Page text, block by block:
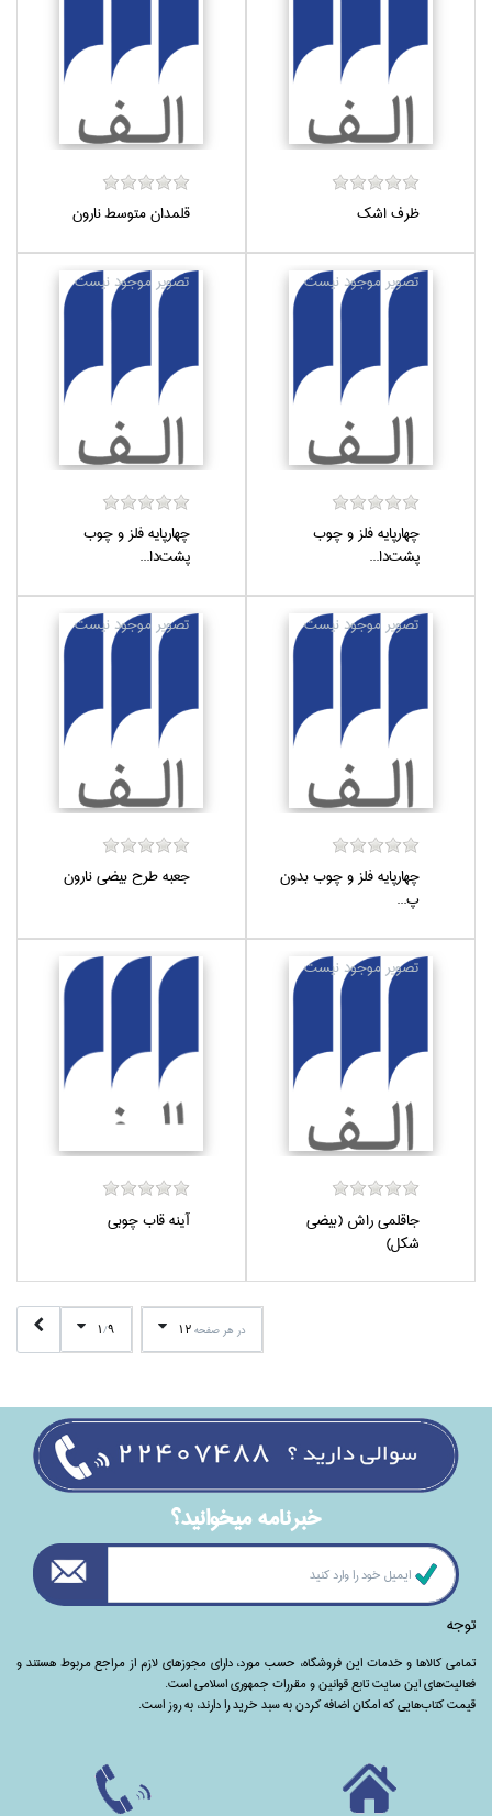
ظرف اشك قلمدان متوسط نارون
چهارپايه فلز و چوب
پشت‌دا...
چهارپايه فلز و چوب
پشت‌دا...
چهارپايه فلز و چوب بدون
پ...
جعبه طرح بيضي نارون
جاقلمي راش (بيضي
شكل)
آينه قاب چوبي
در هر صفحه12
1/9
خبرنامه ميخوانيد؟
توجه
تمامی‌ کالاها و خدمات این فروشگاه، حسب مورد،‌ دارای مجوزهای لازم از مراجع مربوط هستند ‌و‌‌
فعالیت‌های این سایت تابع قوانین و مقررات جمهوری اسلامی است.
قیمت کتاب‌هایی که امکان اضافه کردن به سبد خرید را دارند،‌ به روز است.